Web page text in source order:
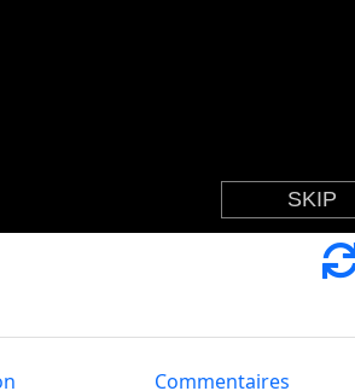
Commentaires